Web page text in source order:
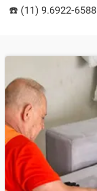
☎️ (11) 9.6922-6588